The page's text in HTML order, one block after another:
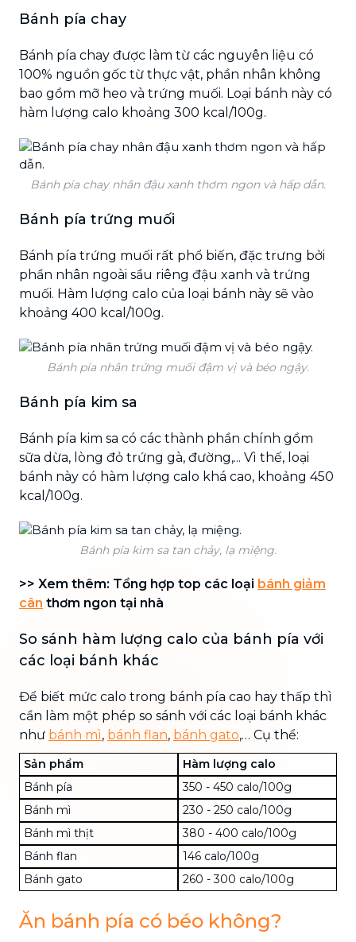
Bánh pía chay
Bánh pía chay được làm từ các nguyên liệu có
100% nguồn gốc từ thực vật, phần nhân không
bao gồm mỡ heo và trứng muối. Loại bánh này có
hàm lượng calo khoảng 300 kcal/100g.
Bánh pía chay nhân đậu xanh thơm ngon và hấp dẫn.
Bánh pía trứng muối
Bánh pía trứng muối rất phổ biến, đặc trưng bởi
phần nhân ngoài sầu riêng đậu xanh và trứng
muối. Hàm lượng calo của loại bánh này sẽ vào
khoảng 400 kcal/100g.
Bánh pía nhân trứng muối đậm vị và béo ngậy.
Bánh pía kim sa
Bánh pía kim sa có các thành phần chính gồm
sữa dừa, lòng đỏ trứng gà, đường,... Vì thế, loại
bánh này có hàm lượng calo khá cao, khoảng 450
kcal/100g.
Bánh pía kim sa tan chảy, lạ miệng.
>> Xem thêm: Tổng hợp top các loại bánh giảm
cân thơm ngon tại nhà
So sánh hàm lượng calo của bánh pía với
các loại bánh khác
Để biết mức calo trong bánh pía cao hay thấp thì
cần làm một phép so sánh với các loại bánh khác
như bánh mì, bánh flan, bánh gato,… Cụ thể:
Sản phẩm
Hàm lượng calo
Bánh pía
350 - 450 calo/100g
Bánh mì
230 - 250 calo/100g
Bánh mì thịt
380 - 400 calo/100g
Bánh flan
146 calo/100g
Bánh gato
260 - 300 calo/100g
Ăn bánh pía có béo không?